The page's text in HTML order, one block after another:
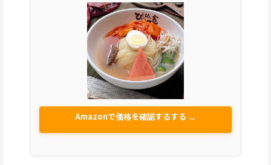
Amazonで価格を確認するする →